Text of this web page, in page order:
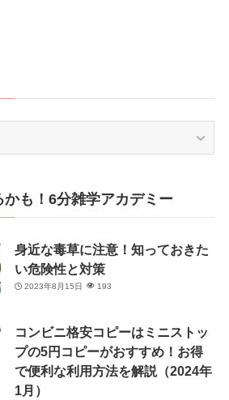
も！6分雑学アカデミー
身近な毒草に注意！知っておきた
い危険性と対策
2023年8月15日 193
コンビニ格安コピーはミニストッ
プの5円コピーがおすすめ！お得
で便利な利用方法を解説（2024年
1月）